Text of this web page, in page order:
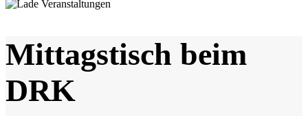
Mittagstisch beim
DRK